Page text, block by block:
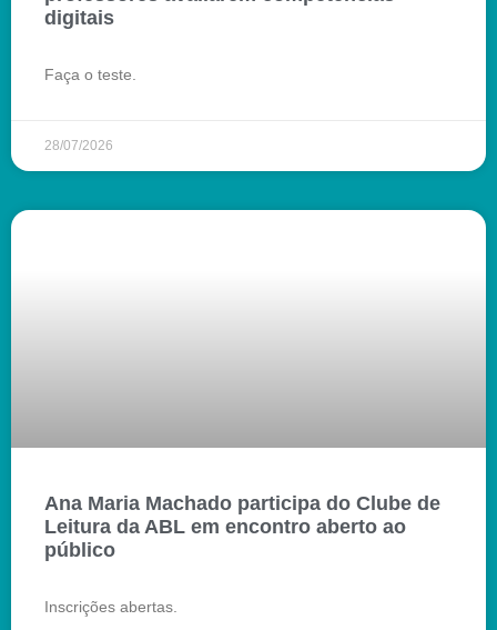
digitais
Faça o teste.
28/07/2026
Ana Maria Machado participa do Clube de
Leitura da ABL em encontro aberto ao
público
Inscrições abertas.